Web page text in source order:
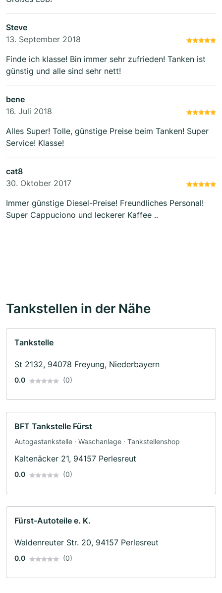
Steve
13. September 2018
Finde ich klasse! Bin immer sehr zufrieden! Tanken ist
günstig und alle sind sehr nett!
bene
16. Juli 2018
Alles Super! Tolle, günstige Preise beim Tanken! Super
Service! Klasse!
cat8
30. Oktober 2017
Immer günstige Diesel-Preise! Freundliches Personal!
Super Cappuciono und leckerer Kaffee ..
Tankstellen in der Nähe
Tankstelle
St 2132, 94078 Freyung, Niederbayern
0.0 (0)
BFT Tankstelle Fürst
Autogastankstelle · Waschanlage · Tankstellenshop
Kaltenäcker 21, 94157 Perlesreut
0.0 (0)
Fürst-Autoteile e. K.
Waldenreuter Str. 20, 94157 Perlesreut
0.0 (0)